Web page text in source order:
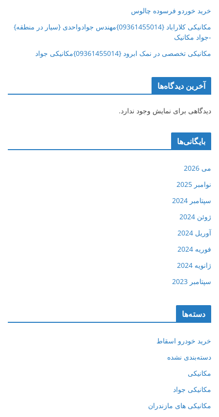
خرید خوردو فرسوده چالوس
مکانیکی کلاراباد {09361455014}مهندس جوادواحدی {سیار در منطقه}
-جواد مکانیک
مکانیکی تخصصی در نمک ابرود {09361455014}مکانیکی جواد
آخرین دیدگاه‌ها
دیدگاهی برای نمایش وجود ندارد.
بایگانی‌ها
می 2026
نوامبر 2025
سپتامبر 2024
ژوئن 2024
آوریل 2024
فوریه 2024
ژانویه 2024
سپتامبر 2023
دسته‌ها
خرید خودرو اسقاط
دسته‌بندی نشده
مکانیکی
مکانیکی جواد
مکانیکی های مازندران